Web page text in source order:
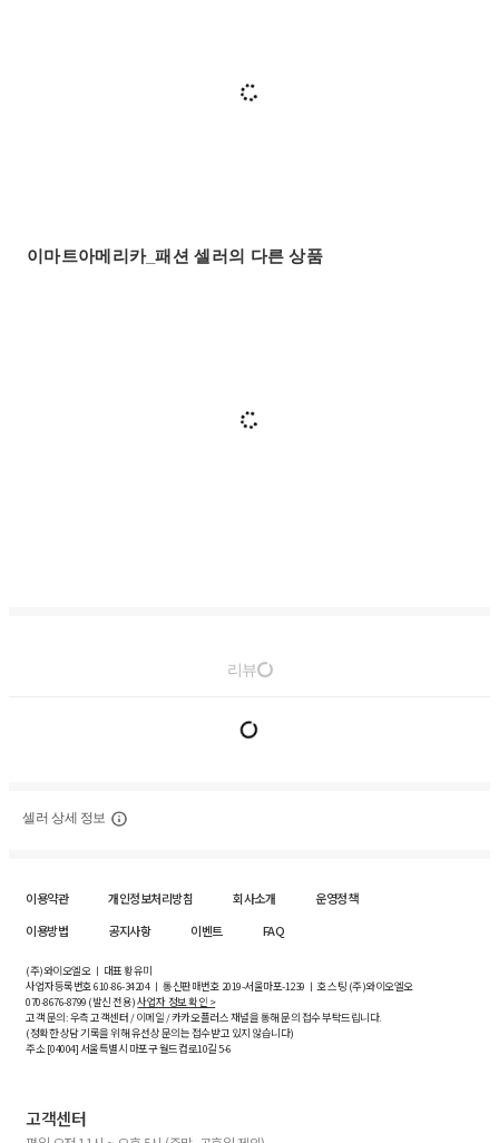
이마트아메리카_패션 셀러의 다른 상품
리뷰
셀러 상세 정보
이용약관 개인정보처리방침 회사소개
운영정책
이용방법
공지사항 이벤트 FAQ
(주)와이오엘오 ㅣ 대표 황유미
사업자등록번호610-86-34204ㅣ 통신판매번호 2019-서울마포-1239 ㅣ 호스팅 (주)와이오엘오
070-8676-8799 (발신 전용)사업자 정보 확인 >
고객 문의: 우측 고객센터 / 이메일 / 카카오플러스 채널을 통해 문의 접수 부탁드립니다.
(정확한 상담 기록을 위해 유선상 문의는 접수받고 있지 않습니다)
주소 [04004] 서울특별시 마포구 월드컵로10길5-6
고객센터